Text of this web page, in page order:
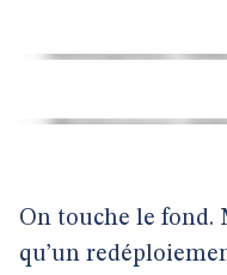
On touche le fond.
qu’un